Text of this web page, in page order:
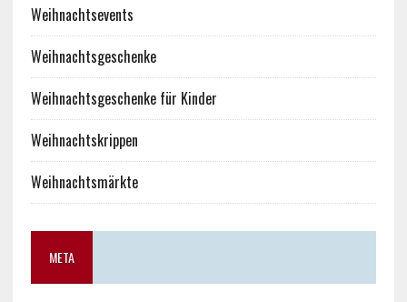
Weihnachtsevents
Weihnachtsgeschenke
Weihnachtsgeschenke für Kinder
Weihnachtskrippen
Weihnachtsmärkte
META